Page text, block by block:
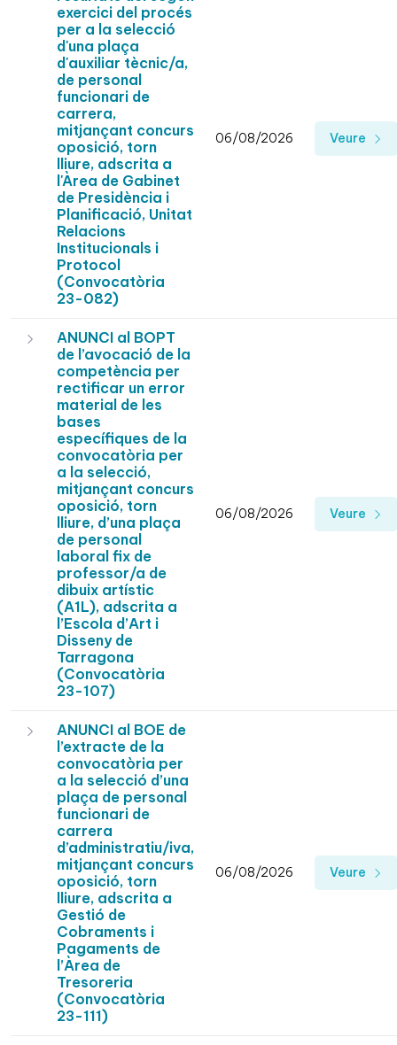
exercici del procés
per a la selecció
d'una plaça
d'auxiliar tècnic/a,
de personal
funcionari de
carrera,
mitjançant concurs
oposició, torn
lliure, adscrita a
l'Àrea de Gabinet
de Presidència i
Planificació, Unitat
Relacions
Institucionals i
Protocol
(Convocatòria
23-082)
06/08/2026 Veure
ANUNCI al BOPT
de l’avocació de la
competència per
rectificar un error
material de les
bases
específiques de la
convocatòria per
a la selecció,
mitjançant concurs
oposició, torn
lliure, d’una plaça
de personal
laboral fix de
professor/a de
dibuix artístic
(A1L), adscrita a
l’Escola d’Art i
Disseny de
Tarragona
(Convocatòria
23-107)
06/08/2026 Veure
ANUNCI al BOE de
l’extracte de la
convocatòria per
a la selecció d’una
plaça de personal
funcionari de
carrera
d’administratiu/iva,
mitjançant concurs
oposició, torn
lliure, adscrita a
Gestió de
Cobraments i
Pagaments de
l’Àrea de
Tresoreria
(Convocatòria
23-111)
06/08/2026 Veure